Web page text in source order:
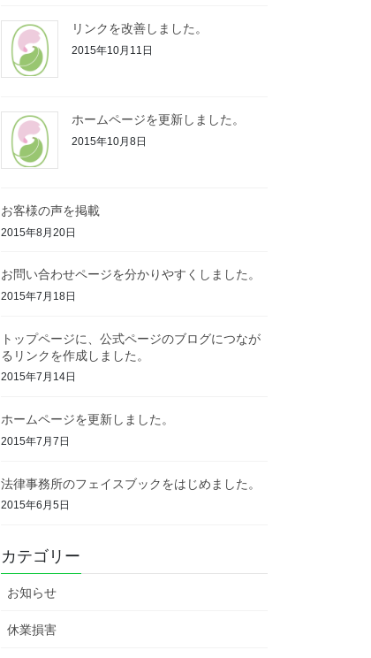
リンクを改善しました。
2015年10月11日
ホームページを更新しました。
2015年10月8日
お客様の声を掲載
2015年8月20日
お問い合わせページを分かりやすくしました。
2015年7月18日
トップページに、公式ページのブログにつなが
るリンクを作成しました。
2015年7月14日
ホームページを更新しました。
2015年7月7日
法律事務所のフェイスブックをはじめました。
2015年6月5日
カテゴリー
お知らせ
休業損害